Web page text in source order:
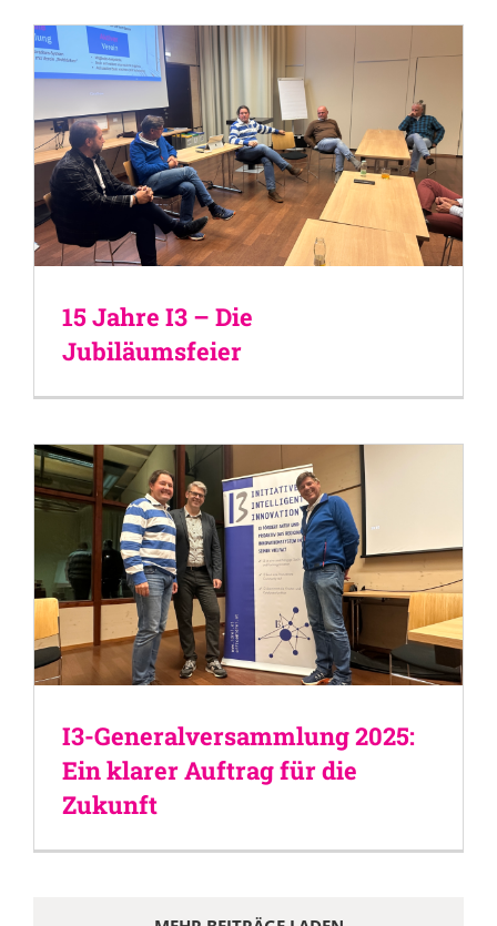
15 Jahre I3 – Die
Jubiläumsfeier
I3-Generalversammlung 2025:
Ein klarer Auftrag für die
Zukunft